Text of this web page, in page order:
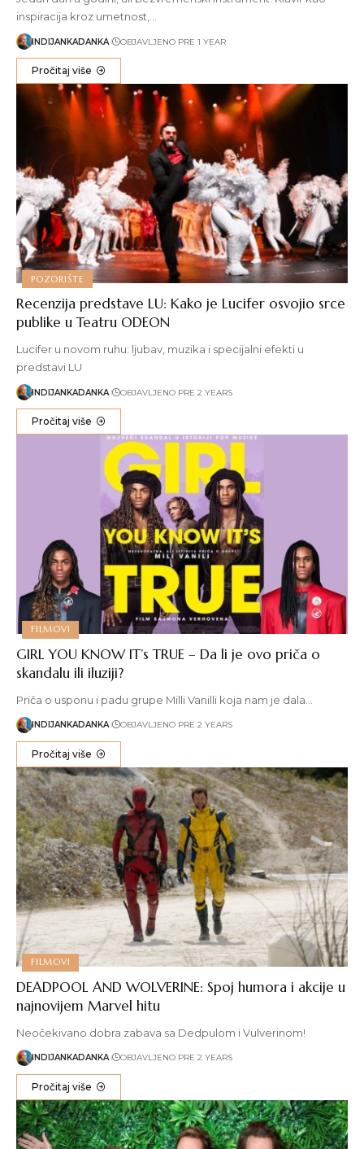
inspiracija kroz umetnost,…
INDIJANKADANKA OBJAVLJENO PRE 1 YEAR
Pročitaj više
POZORIŠTE
Recenzija predstave LU: Kako je Lucifer osvojio srce
publike u Teatru ODEON
Lucifer u novom ruhu: ljubav, muzika i specijalni efekti u
predstavi LU
INDIJANKADANKA OBJAVLJENO PRE 2 YEARS
Pročitaj više
FILMOVI
GIRL YOU KNOW IT’s TRUE – Da li je ovo priča o
skandalu ili iluziji?
Priča o usponu i padu grupe Milli Vanilli koja nam je dala…
INDIJANKADANKA OBJAVLJENO PRE 2 YEARS
Pročitaj više
FILMOVI
DEADPOOL AND WOLVERINE: Spoj humora i akcije u
najnovijem Marvel hitu
Neočekivano dobra zabava sa Dedpulom i Vulverinom!
INDIJANKADANKA OBJAVLJENO PRE 2 YEARS
Pročitaj više